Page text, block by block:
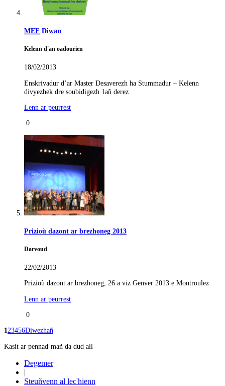
MEF Diwan
Kelenn d'an oadourien
18/02/2013
Enskrivadur d’ar Master Desaverezh ha Stummadur – Kelenn
divyezhek dre soubidigezh 1añ derez
Lenn ar peurrest
0
Prizioù dazont ar brezhoneg 2013
Darvoud
22/02/2013
Prizioù dazont ar brezhoneg, 26 a viz Genver 2013 e Montroulez
Lenn ar peurrest
0
123456Diwezhañ
Kasit ar pennad-mañ da dud all
Degemer
|
Steuñvenn al lec'hienn